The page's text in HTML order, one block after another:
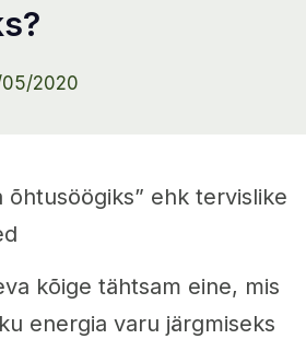
2020
õhtusöögiks” ehk tervislike
kõige tähtsam eine, mis
energia varu järgmiseks